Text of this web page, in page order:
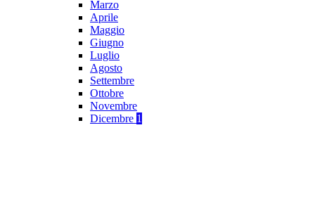
Marzo
Aprile
Maggio
Giugno
Luglio
Agosto
Settembre
Ottobre
Novembre
Dicembre 1